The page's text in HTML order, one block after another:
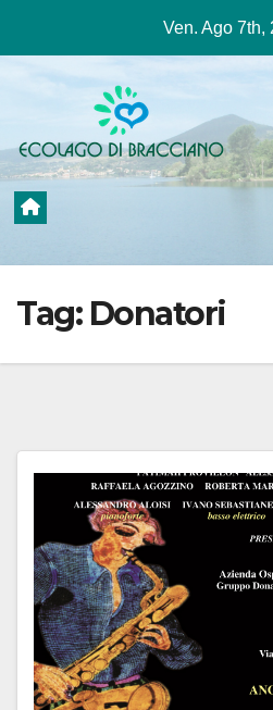
contenuto
Ven. Ago 7th,
Tag: Donatori